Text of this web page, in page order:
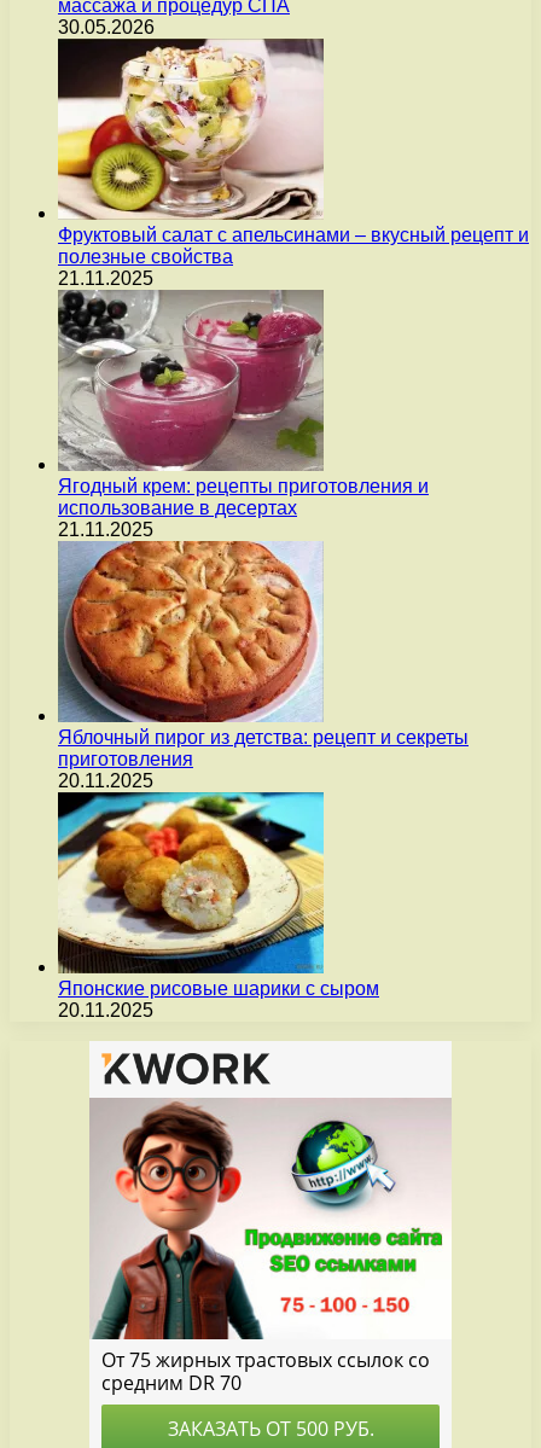
массажа и процедур СПА
30.05.2026
Фруктовый салат с апельсинами – вкусный рецепт и
полезные свойства
21.11.2025
Ягодный крем: рецепты приготовления и
использование в десертах
21.11.2025
Яблочный пирог из детства: рецепт и секреты
приготовления
20.11.2025
Японские рисовые шарики с сыром
20.11.2025